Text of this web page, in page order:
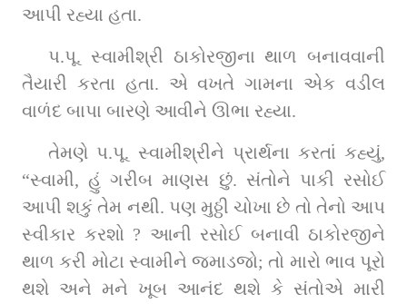
આપી રહ્યા હતા.
પ.પૂ. સ્વામીશ્રી ઠાકોરજીના થાળ બનાવવાની
તૈયારી કરતા હતા. એ વખતે ગામના એક વડીલ
વાળંદ બાપા બારણે આવીને ઊભા રહ્યા.
તેમણે પ.પૂ. સ્વામીશ્રીને પ્રાર્થના કરતાં કહ્યું,
“સ્વામી, હું ગરીબ માણસ છું. સંતોને પાકી રસોઈ
આપી શકું તેમ નથી. પણ મુઠ્ઠી ચોખા છે તો તેનો આપ
સ્વીકાર કરશો ? આની રસોઈ બનાવી ઠાકોરજીને
થાળ કરી મોટા સ્વામીને જમાડજો; તો મારો ભાવ પૂરો
થશે અને મને ખૂબ આનંદ થશે કે સંતોએ મારી